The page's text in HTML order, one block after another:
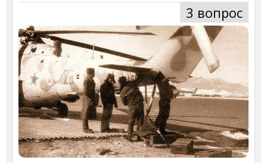
3 вопрос